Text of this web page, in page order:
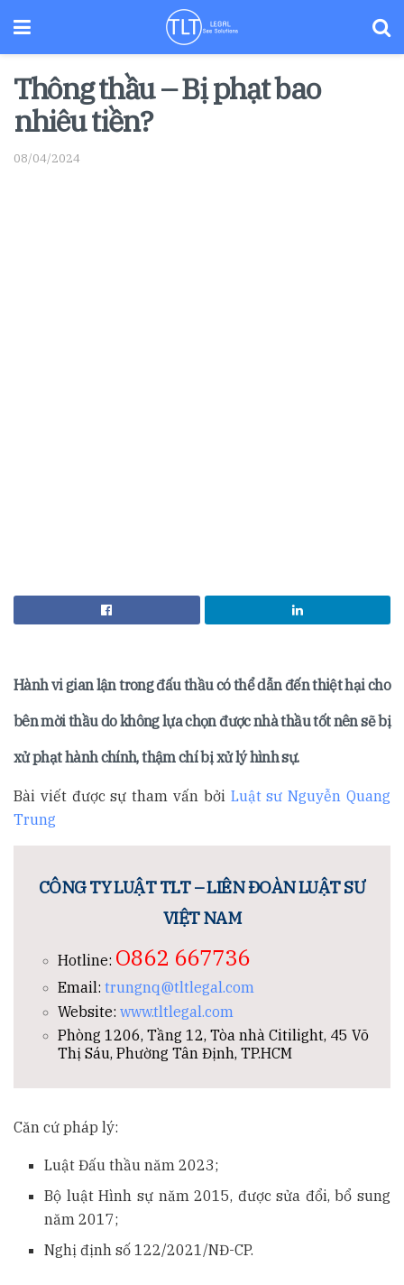
Thông thầu – Bị phạt bao
nhiêu tiền?
08/04/2024
Hành vi gian lận trong đấu thầu có thể dẫn đến thiệt hại cho
bên mời thầu do không lựa chọn được nhà thầu tốt nên sẽ bị
xử phạt hành chính, thậm chí bị xử lý hình sự.
Bài viết được sự tham vấn bởi Luật sư Nguyễn Quang
Trung
CÔNG TY LUẬT TLT – LIÊN ĐOÀN LUẬT SƯ
VIỆT NAM
Hotline: O862 667736
Email: trungnq@tltlegal.com
Website:www.tltlegal.com
Phòng 1206, Tầng 12, Tòa nhà Citilight, 45 Võ
Thị Sáu, Phường Tân Định, TP.HCM
Căn cứ pháp lý:
Luật Đấu thầu năm 2023;
Bộ luật Hình sự năm 2015, được sửa đổi, bổ sung
năm 2017;
Nghị định số 122/2021/NĐ-CP.